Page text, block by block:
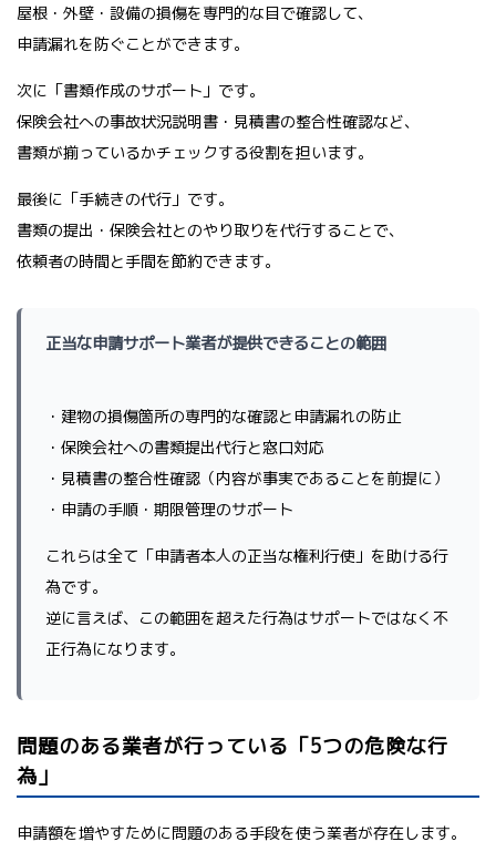
屋根・外壁・設備の損傷を専門的な目で確認して、
申請漏れを防ぐことができます。
次に「書類作成のサポート」です。
保険会社への事故状況説明書・見積書の整合性確認など、
書類が揃っているかチェックする役割を担います。
最後に「手続きの代行」です。
書類の提出・保険会社とのやり取りを代行することで、
依頼者の時間と手間を節約できます。
正当な申請サポート業者が提供できることの範囲
・建物の損傷箇所の専門的な確認と申請漏れの防止
・保険会社への書類提出代行と窓口対応
・見積書の整合性確認（内容が事実であることを前提に）
・申請の手順・期限管理のサポート
これらは全て「申請者本人の正当な権利行使」を助ける行
為です。
逆に言えば、この範囲を超えた行為はサポートではなく不
正行為になります。
問題のある業者が行っている「5つの危険な行
為」
申請額を増やすために問題のある手段を使う業者が存在します。